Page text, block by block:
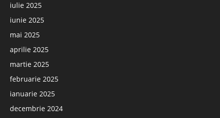
iulie 2025
iunie 2025
mai 2025
aprilie 2025
martie 2025
februarie 2025
ianuarie 2025
decembrie 2024